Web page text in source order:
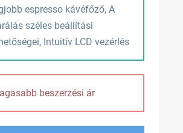
espresso kávéfőző, A
széles beállítási
Intuitív LCD vezérlés
beszerzési ár